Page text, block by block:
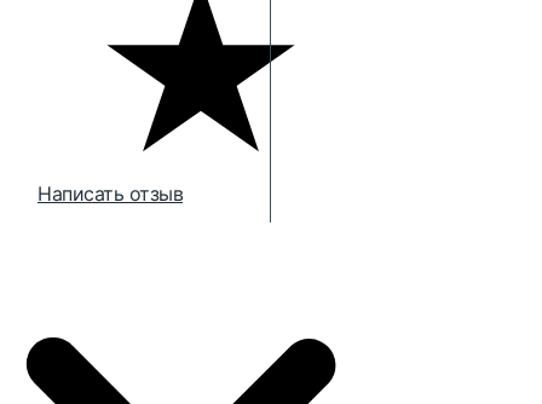
Написать отзыв